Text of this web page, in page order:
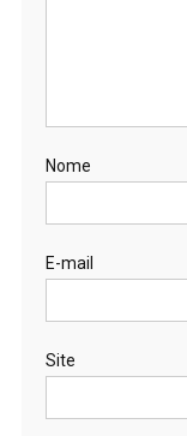
Nome
E-mail
Site